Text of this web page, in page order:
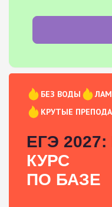
БЕЗ ВОДЫ
КРУТЫЕ
ЕГЭ 2027:
КУРС
ПО БАЗЕ